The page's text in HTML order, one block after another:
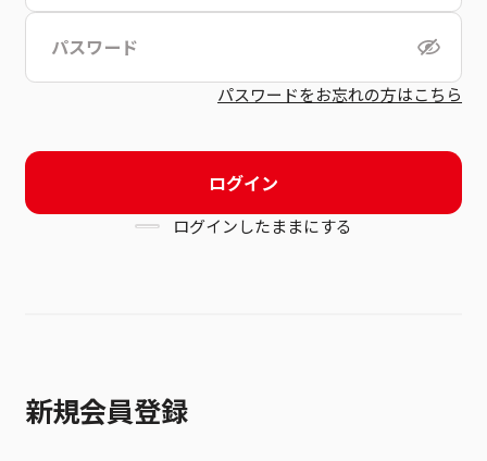
こちら
パスワードをお忘れの方はこちら
ログイン
ログインしたままにする
新規会員登録